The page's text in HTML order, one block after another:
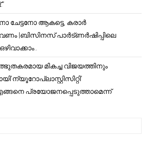
ചേട്ടനോ ആകട്ടെ, കരാർ
|ബിസിനസ് പാർട്ണർഷിപ്പിലെ
മികച്ച വിജയത്തിനും
പ്രയോജനപ്പെടുത്താമെന്ന്